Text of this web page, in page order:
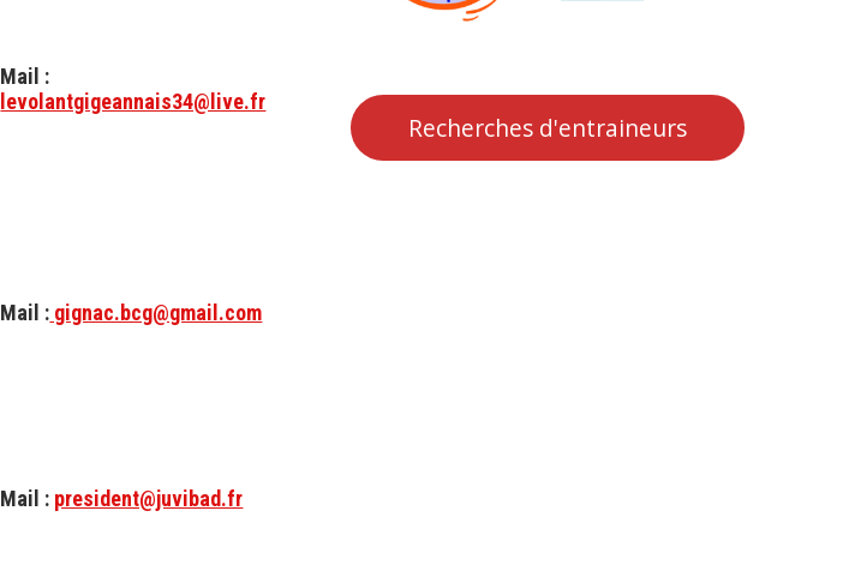
Mail :
levolantgigeannais34@live.fr
Mail : gignac.bcg@gmail.com
Mail : president@juvibad.fr
Recherches d'entraineurs